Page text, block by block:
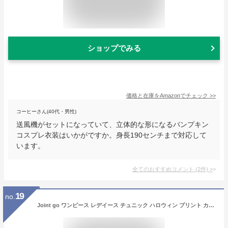
ショップでみる
価格と在庫をAmazonでチェック >>
コーヒーさん(40代・男性)
送風機がセットになっていて、立体的な形になるパンプキン
コスプレ衣装はいかがですか。身長190センチまで対応して
います。
全てのおすすめコメント (2件) >
no. 19
Joint go ワンピース レデイース チュニック ハロウィン プリント カボチャ柄 骸骨 クモ糸 長袖 フレア ハイウェスト リボン Aライン ゆったり halloween 文化祭 学園祭